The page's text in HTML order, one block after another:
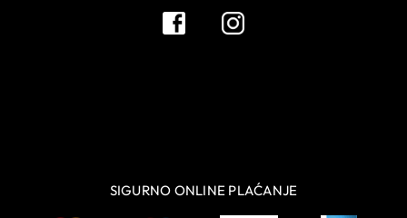
SIGURNO ONLINE PLAĆANJE